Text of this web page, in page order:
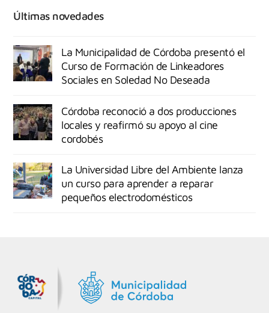
Últimas novedades
La Municipalidad de Córdoba presentó el
Curso de Formación de Linkeadores
Sociales en Soledad No Deseada
Córdoba reconoció a dos producciones
locales y reafirmó su apoyo al cine
cordobés
La Universidad Libre del Ambiente lanza
un curso para aprender a reparar
pequeños electrodomésticos